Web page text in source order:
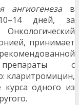
ангиогенеза в
дней, за
принимает
с
кларитромицин,
одного из